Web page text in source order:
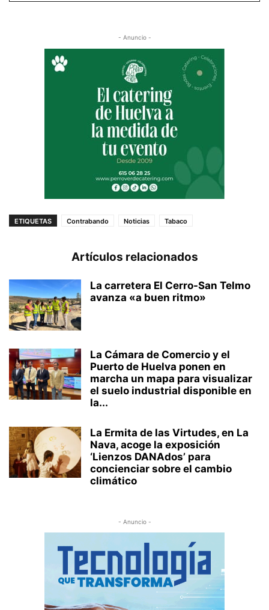
- Anuncio -
ETIQUETAS Contrabando Noticias Tabaco
Artículos relacionados
La carretera El Cerro-San Telmo
avanza «a buen ritmo»
La Cámara de Comercio y el
Puerto de Huelva ponen en
marcha un mapa para visualizar
el suelo industrial disponible en
la...
La Ermita de las Virtudes, en La
Nava, acoge la exposición
‘Lienzos DANAdos’ para
concienciar sobre el cambio
climático
- Anuncio -